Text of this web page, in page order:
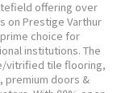
offering over
on Prestige Varthur
choice for
institutions. The
vitrified tile flooring,
premium doors &